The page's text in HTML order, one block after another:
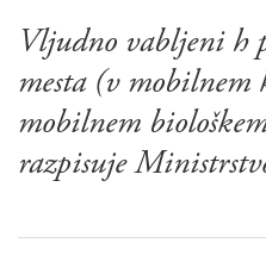
Vljudno vabljeni h
mesta (v
mobilnem
razpisuje